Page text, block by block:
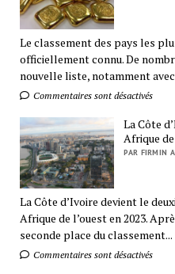
Le classement des pays les
officiellement connu. De
nouvelle liste, notamment
Commentaires sont désactivés
La Côte
Afrique
PAR FIRMIN
La Côte d’Ivoire devient le
Afrique de l’ouest en 2023.
seconde place du classement...
Commentaires sont désactivés